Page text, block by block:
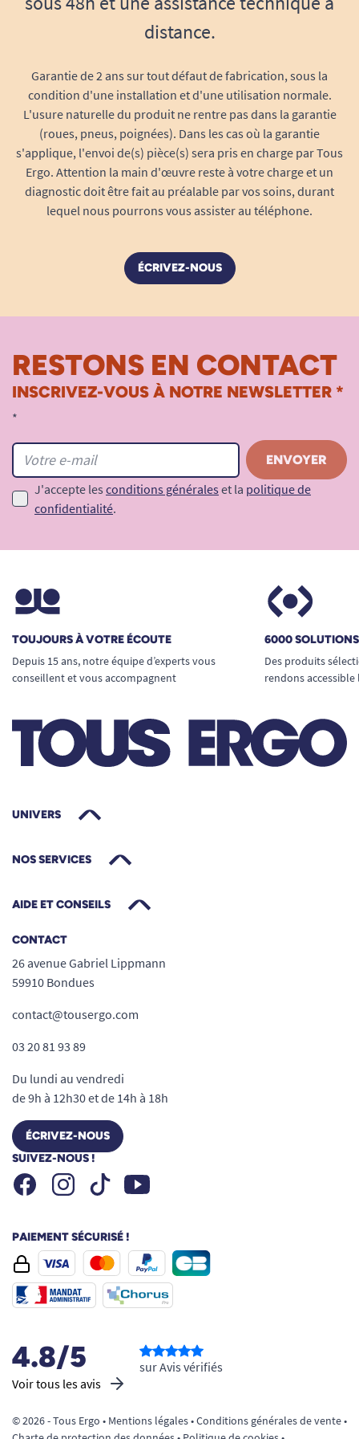
même lorsque la préhension ou la force sont
autour de la table
Convient aux crèches, établissements
spécialisés ou à domicile
Recommandé par les ergothérapeutes et
éducateurs spécialisés
Pour un repas épanouissant et inclusif
Lepetit couteau Caringest bien plus qu’un
encourage l’autonomie et la confiance lors des
repas. Son esthétique sobre et moderne permet
efficace et sûr, il offre à chaque enfant ou
personne en difficulté la possibilité de participer
pleinement au moment du repas.
cuillère Caring, il forme un set harmonieux et
ergonomique qui favorise l’indépendance de
l’utilisateur, dès le plus jeune âge.
en résumé :
taille et à la force des enfants ou des
adultes avec préhension faible : longueur
16 cm
Léger : seulement 25 grammes
. Très
maniable pour tous
antidérapant pour une prise en main sûre
Utilisable
indifféremment par les gauchers
ou les droitiers
robuste
quotidien
pour l’utilisateur
la gamme Caring pour une table complète
et pratique
Besoin de conseils ?
comment choisir ses couverts ergonomiques ?
alimentation adaptée à chacun.
Voir tous les couverts ergonomiques.
Voir tous les produits pour m'aider à prendre.
Voir tous les produits pour m'aider à porter.
distance.
Garantie de 2 ans sur tout défaut de fabrication, sous la
condition d'une installation et d'une utilisation normale.
L'usure naturelle du produit ne rentre pas dans la garantie
(roues, pneus, poignées). Dans les cas où la garantie
s'applique, l'envoi de(s) pièce(s) sera pris en charge par Tous
Ergo. Attention la main d'œuvre reste à votre charge et un
diagnostic doit être fait au préalable par vos soins, durant
lequel nous pourrons vous assister au téléphone.
ÉCRIVEZ-NOUS
RESTONS EN CONTACT
INSCRIVEZ-VOUS À NOTRE NEWSLETTER *
*
J'accepte les conditions générales et la politique de
confidentialité.
TOUJOURS À VOTRE ÉCOUTE
Depuis 15 ans, notre équipe d’experts vous
conseillent et vous accompagnent
6000
Des produits
rendons
UNIVERS
NOS SERVICES
AIDE ET CONSEILS
CONTACT
26 avenue Gabriel Lippmann
59910 Bondues
contact@tousergo.com
03 20 81 93 89
Du lundi au vendredi
de 9h à 12h30 et de 14h à 18h
ÉCRIVEZ-NOUS
SUIVEZ-NOUS !
FacebookInstagramTiktok Youtube
PAIEMENT SÉCURISÉ !
4.8/5
Voir tous les avis
sur Avis vérifiés
© 2026 - Tous Ergo • Mentions légales•Conditions générales de vente•